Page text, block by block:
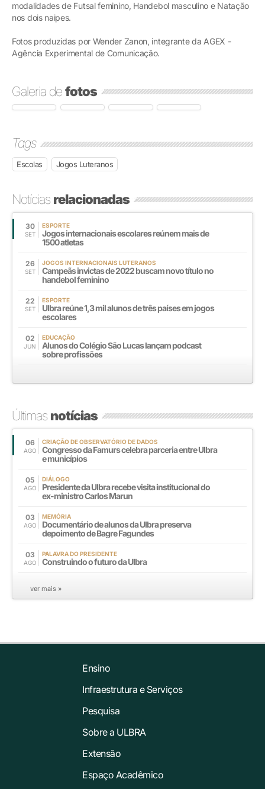
modalidades de Futsal feminino, Handebol masculino e Natação
nos dois naipes.
Fotos produzidas por Wender Zanon, integrante da AGEX -
Agência Experimental de Comunicação.
Galeria defotos
Tags
Escolas Jogos Luteranos
Notíciasrelacionadas
30
SET
ESPORTE
Jogos internacionais escolares reúnem mais de
1500 atletas
26
SET
JOGOS INTERNACIONAIS LUTERANOS
Campeãs invictas de 2022 buscam novo título no
handebol feminino
22
SET
ESPORTE
Ulbra reúne 1,3 mil alunos de três países em jogos
escolares
02
JUN
EDUCAÇÃO
Alunos do Colégio São Lucas lançam podcast
sobre profissões
Últimasnotícias
06
AGO
CRIAÇÃO DE OBSERVATÓRIO DE DADOS
Congresso da Famurs celebra parceria entre Ulbra
e municípios
05
AGO
DIÁLOGO
Presidente da Ulbra recebe visita institucional do
ex-ministro Carlos Marun
03
AGO
MEMÓRIA
Documentário de alunos da Ulbra preserva
depoimento de Bagre Fagundes
03
AGO
PALAVRA DO PRESIDENTE
Construindo o futuro da Ulbra
ver mais »
Ensino
Infraestrutura e Serviços
Pesquisa
Sobre a ULBRA
Extensão
Espaço Acadêmico